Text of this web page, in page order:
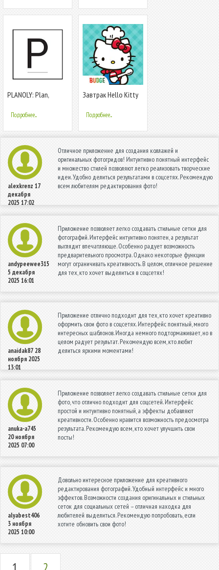
PLANOLY: Plan,
Подробнее...
Завтрак Hello Kitty
Подробнее...
alexkrenz 17
декабря
2025 17:02
Отличное приложение для создания коллажей и
оригинальных фотогридов! Интуитивно понятный интерфейс
и множество стилей позволяют легко реализовать творческие
идеи. Удобно делиться результатами в соцсетях. Рекомендую
всем любителям редактирования фото!
andypeewee315
5 декабря
2025 16:01
Приложение позволяет легко создавать стильные сетки для
фотографий. Интерфейс интуитивно понятен, а результат
выглядит впечатляюще. Особенно радует возможность
предварительного просмотра. Однако некоторые функции
могут ограничивать креативность. В целом, отличное решение
для тех, кто хочет выделиться в соцсетях!
anaidak87 28
ноября 2025
13:01
Приложение отлично подходит для тех, кто хочет креативно
оформить свои фото в соцсетях. Интерфейс понятный, много
интересных шаблонов. Иногда немного подтормаживает, но в
целом радует результат. Рекомендую всем, кто любит
делиться яркими моментами!
anuka-a745
20 ноября
2025 07:00
Приложение позволяет легко создавать стильные сетки для
фото, что отлично подходит для соцсетей. Интерфейс
простой и интуитивно понятный, а эффекты добавляют
креативности. Особенно нравится возможность предосмотра
результата. Рекомендую всем, кто хочет улучшить свои
посты!
alyabest406
3 ноября
2025 10:00
Довольно интересное приложение для креативного
редактирования фотографий. Удобный интерфейс и много
эффектов. Возможности создания оригинальных и стильных
сеток для социальных сетей – отличная находка для
любителей выделиться. Рекомендую попробовать, если
хотите обновить свои фото!